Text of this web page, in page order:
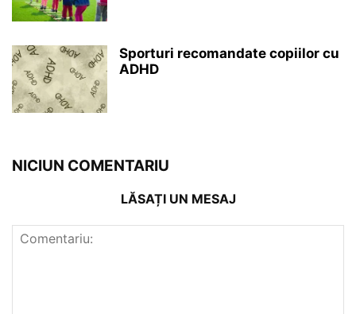
Sporturi recomandate copiilor cu
ADHD
NICIUN COMENTARIU
LĂSAȚI UN MESAJ